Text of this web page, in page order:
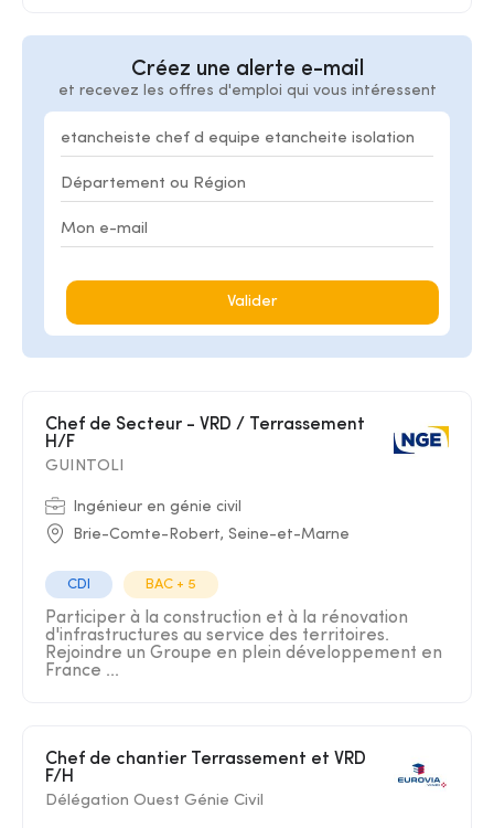
Créez une alerte e-mail
et recevez les offres d'emploi qui vous intéressent
Valider
Chef de Secteur - VRD / Terrassement
H/F
GUINTOLI
Ingénieur en génie civil
Brie-Comte-Robert, Seine-et-Marne
CDI BAC + 5
Participer à la construction et à la rénovation
d'infrastructures au service des territoires.
Rejoindre un Groupe en plein développement en
France ...
Chef de chantier Terrassement et VRD
F/H
Délégation Ouest Génie Civil